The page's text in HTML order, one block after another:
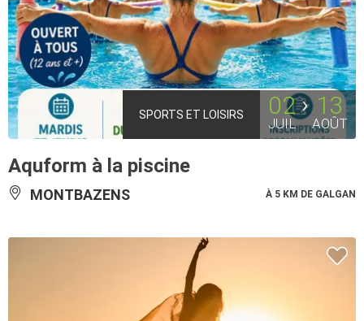
SPORTS ET LOISIRS 02
JUIL
13
AOÛT
Aquform à la piscine
MONTBAZENS À 5 KM DE GALGAN